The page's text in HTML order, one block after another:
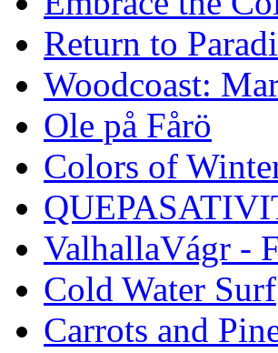
Return to
Woodcoast:
Ole på Fårö
Colors of
ValhallaVágr -
Cold Water Surf
Carrots and